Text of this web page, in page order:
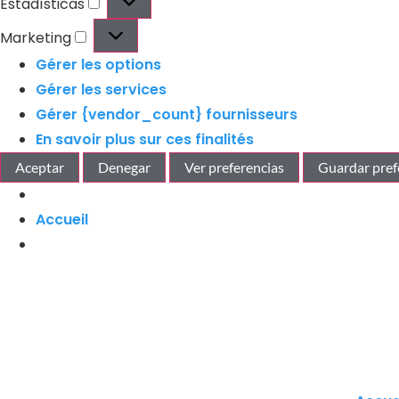
Marketing
Gérer les options
Gérer les services
Gérer {vendor_count} fournisseurs
En savoir plus sur ces finalités
Aceptar Denegar Ver preferencias Guardar
Accueil